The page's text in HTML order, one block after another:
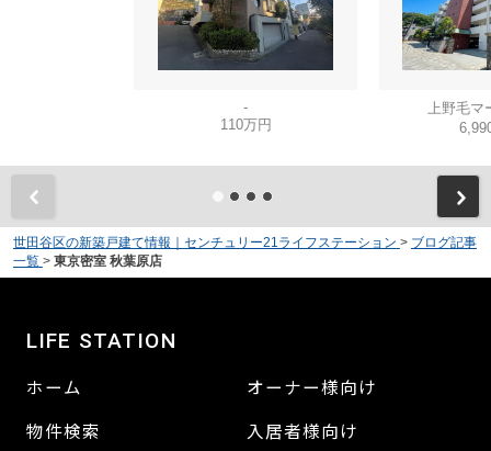
-
110万円
上野毛マ
世田谷区の新築戸建て情報｜センチュリー21ライフステーション > ブログ記事
一覧 > 東京密室 秋葉原店
LIFE STATION
ホーム
物件検索
オーナー様向け
入居者様向け